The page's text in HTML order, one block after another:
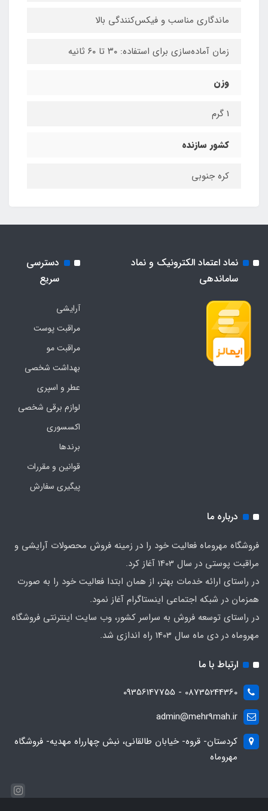
ماندگاری مناسب و فیکس‌کنندگی بالا
زمان آماده‌سازی برای استفاده: ۳۰ تا ۶۰ ثانیه
وزن
1 گرم
کشور سازنده
کره جنوبی
نماد اعتماد الکترونیک و نماد
ساماندهی
دسترسی
سریع
آرایشی
مراقبت پوست
مراقبت مو
بهداشت شخصی
عطر و اسپری
لوازم برقی شخصی
اکسسوری
برندها
قوانین و مقررات
پیگیری سفارش
درباره ما
فروشگاه مهروماه فعالیت خود را در زمینه فروش محصولات آرایشی و
مراقبت پوستی در سال 1403 آغاز کرد.
در راستای ارائه خدمات بهتر، از همان ابتدا فعالیت خود را به صورت
همزمان در شبکه اجتماعی اینستاگرام آغاز نمود.
در راستای توسعه فروش به سراسر کشور، وب سایت اینترنتی فروشگاه
مهروماه در دی ماه سال 1403 راه اندازی شد.
ارتباط با ما
08735244360 - 09356147755
admin@mehr9mah.ir
کردستان- قروه- خیابان طالقانی، نبش چهارراه مهدیه- فروشگاه
مهروماه